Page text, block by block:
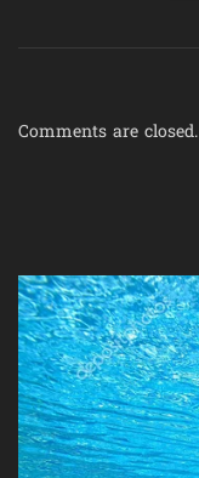
Comments are closed.